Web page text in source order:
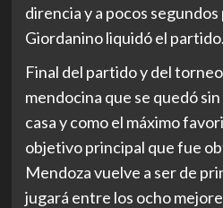
direncia y a pocos
Giordanino liquidó el partido.
Final del partido y del
mendocina que se quedó
casa y como el máximo
objetivo principal que fue
Mendoza vuelve a ser de
jugará entre los ocho